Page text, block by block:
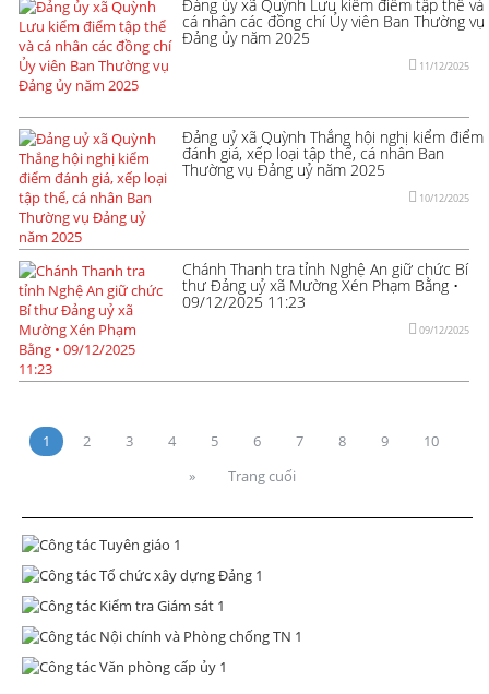
Đảng ủy xã Quỳnh Lưu kiểm điểm tập thể và
cá nhân các đồng chí Ủy viên Ban Thường vụ
Đảng ủy năm 2025
11/12/2025
Đảng uỷ xã Quỳnh Thắng hội nghị kiểm điểm
đánh giá, xếp loại tập thể, cá nhân Ban
Thường vụ Đảng uỷ năm 2025
10/12/2025
Chánh Thanh tra tỉnh Nghệ An giữ chức Bí
thư Đảng uỷ xã Mường Xén Phạm Bằng •
09/12/2025 11:23
09/12/2025
1 2 3 4 5 6 7 8 9
10
»
Trang cuối